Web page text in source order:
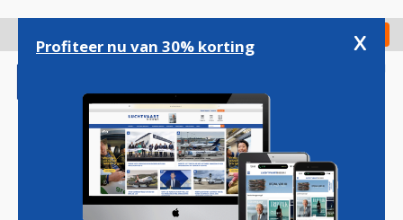
gaan
Check in
Magazine Podcasts Vacatures
Profiteer nu van 30% korting x